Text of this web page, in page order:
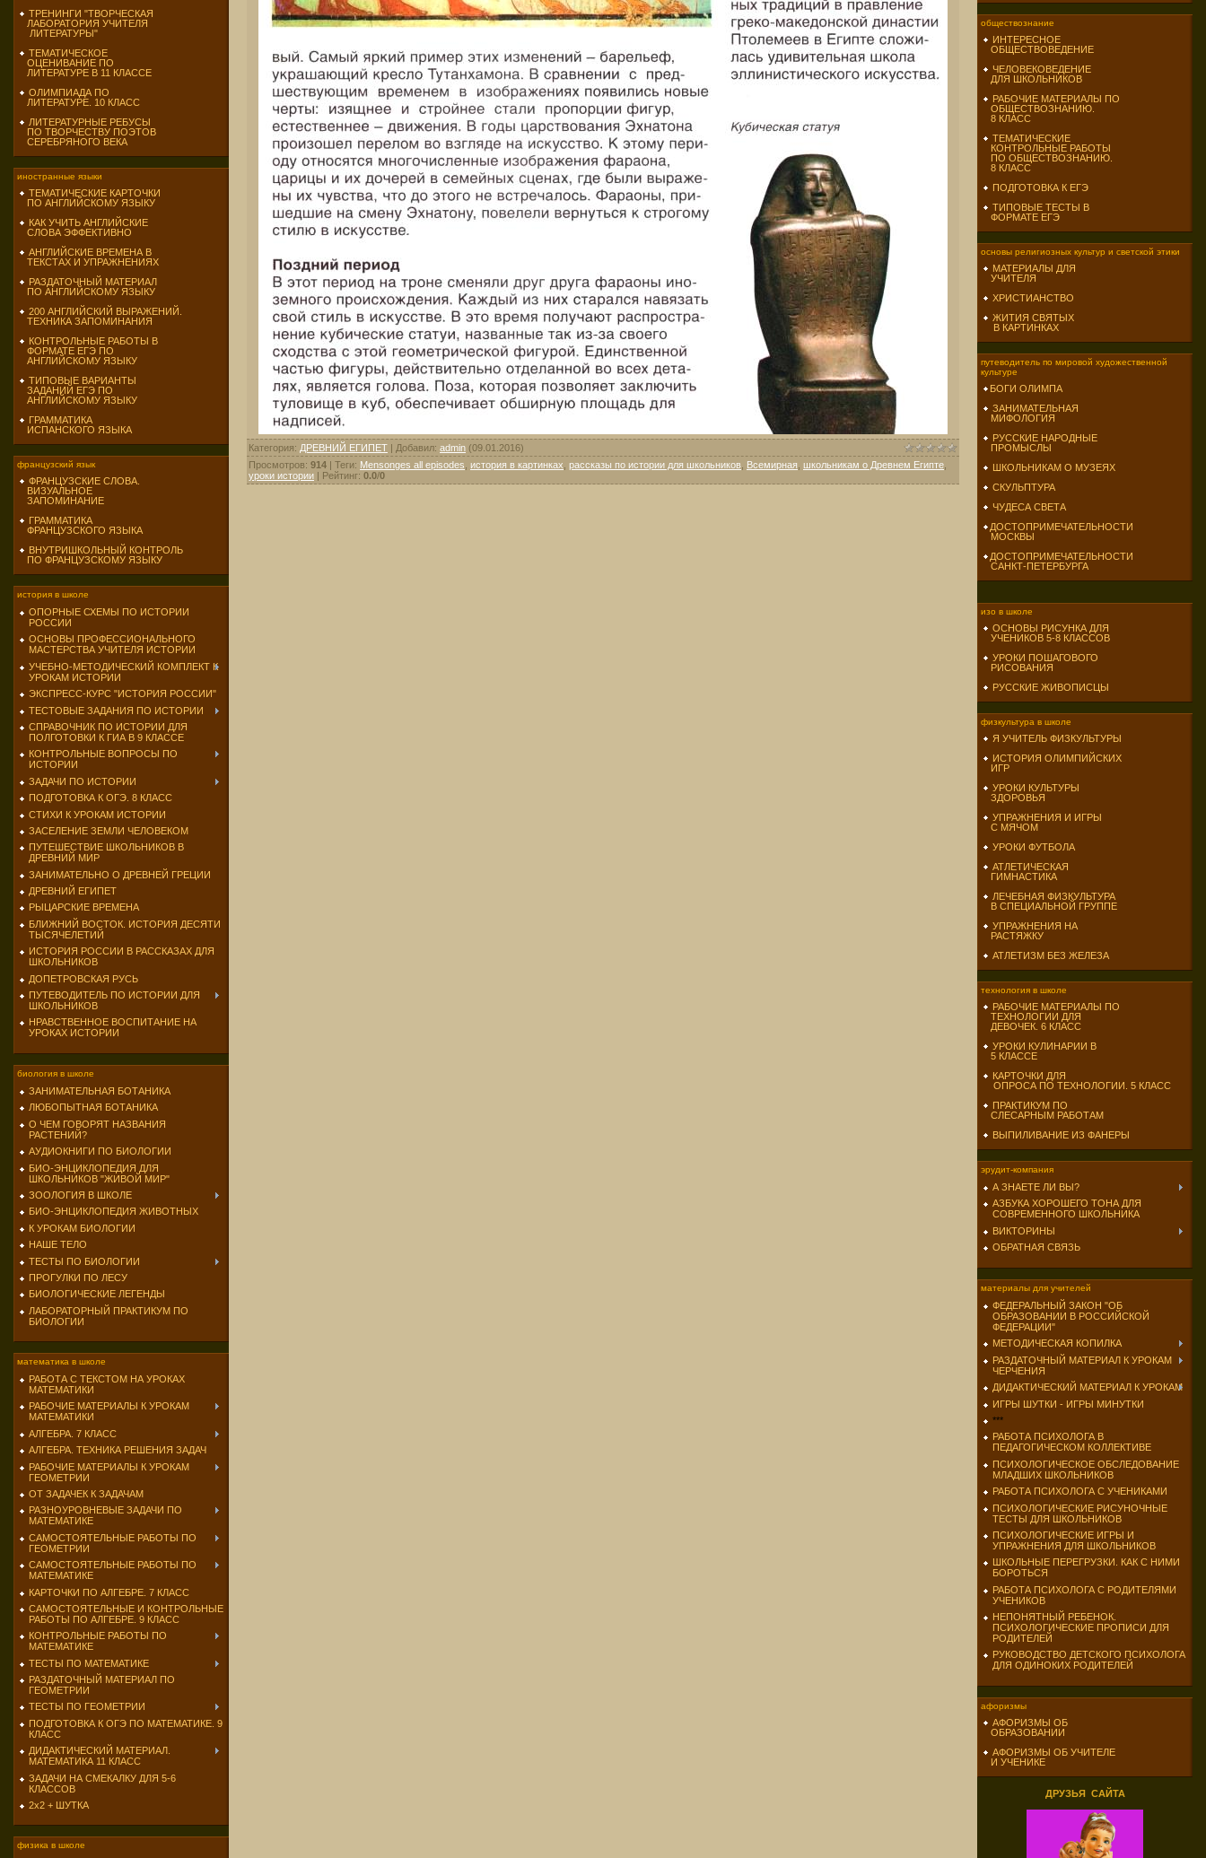
ТРЕНИНГИ "ТВОРЧЕСКАЯ
ЛАБОРАТОРИЯ УЧИТЕЛЯ
ЛИТЕРАТУРЫ"
ТЕМАТИЧЕСКОЕ
ОЦЕНИВАНИЕ ПО
ЛИТЕРАТУРЕ В 11 КЛАССЕ
ОЛИМПИАДА ПО
ЛИТЕРАТУРЕ. 10 КЛАСС
ЛИТЕРАТУРНЫЕ РЕБУСЫ
ПО ТВОРЧЕСТВУ ПОЭТОВ
СЕРЕБРЯНОГО ВЕКА
иностранные языки
ТЕМАТИЧЕСКИЕ КАРТОЧКИ
ПО АНГЛИЙСКОМУ ЯЗЫКУ
КАК УЧИТЬ АНГЛИЙСКИЕ
СЛОВА ЭФФЕКТИВНО
АНГЛИЙСКИЕ ВРЕМЕНА В
ТЕКСТАХ И УПРАЖНЕНИЯХ
РАЗДАТОЧНЫЙ МАТЕРИАЛ
ПО АНГЛИЙСКОМУ ЯЗЫКУ
200 АНГЛИЙСКИЙ ВЫРАЖЕНИЙ.
ТЕХНИКА ЗАПОМИНАНИЯ
КОНТРОЛЬНЫЕ РАБОТЫ В
ФОРМАТЕ ЕГЭ ПО
АНГЛИЙСКОМУ ЯЗЫКУ
ТИПОВЫЕ ВАРИАНТЫ
ЗАДАНИЙ ЕГЭ ПО
АНГЛИЙСКОМУ ЯЗЫКУ
ГРАММАТИКА
ИСПАНСКОГО ЯЗЫКА
французский язык
ФРАНЦУЗСКИЕ СЛОВА.
ВИЗУАЛЬНОЕ
ЗАПОМИНАНИЕ
ГРАММАТИКА
ФРАНЦУЗСКОГО ЯЗЫКА
ВНУТРИШКОЛЬНЫЙ КОНТРОЛЬ
ПО ФРАНЦУЗСКОМУ ЯЗЫКУ
история в школе
ОПОРНЫЕ СХЕМЫ ПО ИСТОРИИ
РОССИИ
ОСНОВЫ ПРОФЕССИОНАЛЬНОГО
МАСТЕРСТВА УЧИТЕЛЯ ИСТОРИИ
УЧЕБНО-МЕТОДИЧЕСКИЙ КОМПЛЕКТ К
УРОКАМ ИСТОРИИ
ЭКСПРЕСС-КУРС "ИСТОРИЯ РОССИИ"
ТЕСТОВЫЕ ЗАДАНИЯ ПО ИСТОРИИ
СПРАВОЧНИК ПО ИСТОРИИ ДЛЯ
ПОЛГОТОВКИ К ГИА В 9 КЛАССЕ
КОНТРОЛЬНЫЕ ВОПРОСЫ ПО
ИСТОРИИ
ЗАДАЧИ ПО ИСТОРИИ
ПОДГОТОВКА К ОГЭ. 8 КЛАСС
СТИХИ К УРОКАМ ИСТОРИИ
ЗАСЕЛЕНИЕ ЗЕМЛИ ЧЕЛОВЕКОМ
ПУТЕШЕСТВИЕ ШКОЛЬНИКОВ В
ДРЕВНИЙ МИР
ЗАНИМАТЕЛЬНО О ДРЕВНЕЙ ГРЕЦИИ
ДРЕВНИЙ ЕГИПЕТ
РЫЦАРСКИЕ ВРЕМЕНА
БЛИЖНИЙ ВОСТОК. ИСТОРИЯ ДЕСЯТИ
ТЫСЯЧЕЛЕТИЙ
ИСТОРИЯ РОССИИ В РАССКАЗАХ ДЛЯ
ШКОЛЬНИКОВ
ДОПЕТРОВСКАЯ РУСЬ
ПУТЕВОДИТЕЛЬ ПО ИСТОРИИ ДЛЯ
ШКОЛЬНИКОВ
НРАВСТВЕННОЕ ВОСПИТАНИЕ НА
УРОКАХ ИСТОРИИ
биология в школе
ЗАНИМАТЕЛЬНАЯ БОТАНИКА
ЛЮБОПЫТНАЯ БОТАНИКА
О ЧЕМ ГОВОРЯТ НАЗВАНИЯ
РАСТЕНИЙ?
АУДИОКНИГИ ПО БИОЛОГИИ
БИО-ЭНЦИКЛОПЕДИЯ ДЛЯ
ШКОЛЬНИКОВ "ЖИВОЙ МИР"
ЗООЛОГИЯ В ШКОЛЕ
БИО-ЭНЦИКЛОПЕДИЯ ЖИВОТНЫХ
К УРОКАМ БИОЛОГИИ
НАШЕ ТЕЛО
ТЕСТЫ ПО БИОЛОГИИ
ПРОГУЛКИ ПО ЛЕСУ
БИОЛОГИЧЕСКИЕ ЛЕГЕНДЫ
ЛАБОРАТОРНЫЙ ПРАКТИКУМ ПО
БИОЛОГИИ
математика в школе
РАБОТА С ТЕКСТОМ НА УРОКАХ
МАТЕМАТИКИ
РАБОЧИЕ МАТЕРИАЛЫ К УРОКАМ
МАТЕМАТИКИ
АЛГЕБРА. 7 КЛАСС
АЛГЕБРА. ТЕХНИКА РЕШЕНИЯ ЗАДАЧ
РАБОЧИЕ МАТЕРИАЛЫ К УРОКАМ
ГЕОМЕТРИИ
ОТ ЗАДАЧЕК К ЗАДАЧАМ
РАЗНОУРОВНЕВЫЕ ЗАДАЧИ ПО
МАТЕМАТИКЕ
САМОСТОЯТЕЛЬНЫЕ РАБОТЫ ПО
ГЕОМЕТРИИ
САМОСТОЯТЕЛЬНЫЕ РАБОТЫ ПО
МАТЕМАТИКЕ
КАРТОЧКИ ПО АЛГЕБРЕ. 7 КЛАСС
САМОСТОЯТЕЛЬНЫЕ И КОНТРОЛЬНЫЕ
РАБОТЫ ПО АЛГЕБРЕ. 9 КЛАСС
КОНТРОЛЬНЫЕ РАБОТЫ ПО
МАТЕМАТИКЕ
ТЕСТЫ ПО МАТЕМАТИКЕ
РАЗДАТОЧНЫЙ МАТЕРИАЛ ПО
ГЕОМЕТРИИ
ТЕСТЫ ПО ГЕОМЕТРИИ
ПОДГОТОВКА К ОГЭ ПО МАТЕМАТИКЕ. 9
КЛАСС
ДИДАКТИЧЕСКИЙ МАТЕРИАЛ.
МАТЕМАТИКА 11 КЛАСС
ЗАДАЧИ НА СМЕКАЛКУ ДЛЯ 5-6
КЛАССОВ
2х2 + ШУТКА
физика в школе
Категория: ДРЕВНИЙ ЕГИПЕТ | Добавил: admin (09.01.2016)
Просмотров: 914 | Теги: Mensonges all episodes история в картинках рассказы по истории для школьников Всемирная школьникам о Древнем Египте
уроки истории | Рейтинг: 0.0/0
обществознание
ИНТЕРЕСНОЕ
ОБЩЕСТВОВЕДЕНИЕ
ЧЕЛОВЕКОВЕДЕНИЕ
ДЛЯ ШКОЛЬНИКОВ
РАБОЧИЕ МАТЕРИАЛЫ ПО
ОБЩЕСТВОЗНАНИЮ.
8 КЛАСС
ТЕМАТИЧЕСКИЕ
КОНТРОЛЬНЫЕ РАБОТЫ
ПО ОБЩЕСТВОЗНАНИЮ.
8 КЛАСС
ПОДГОТОВКА К ЕГЭ
ТИПОВЫЕ ТЕСТЫ В
ФОРМАТЕ ЕГЭ
основы религиозных культур и светской этики
МАТЕРИАЛЫ ДЛЯ
УЧИТЕЛЯ
ХРИСТИАНСТВО
ЖИТИЯ СВЯТЫХ
В КАРТИНКАХ
путеводитель по мировой художественной
культуре
БОГИ ОЛИМПА
ЗАНИМАТЕЛЬНАЯ
МИФОЛОГИЯ
РУССКИЕ НАРОДНЫЕ
ПРОМЫСЛЫ
ШКОЛЬНИКАМ О МУЗЕЯХ
СКУЛЬПТУРА
ЧУДЕСА СВЕТА
ДОСТОПРИМЕЧАТЕЛЬНОСТИ
МОСКВЫ
ДОСТОПРИМЕЧАТЕЛЬНОСТИ
САНКТ-ПЕТЕРБУРГА
изо в школе
ОСНОВЫ РИСУНКА ДЛЯ
УЧЕНИКОВ 5-8 КЛАССОВ
УРОКИ ПОШАГОВОГО
РИСОВАНИЯ
РУССКИЕ ЖИВОПИСЦЫ
физкультура в школе
Я УЧИТЕЛЬ ФИЗКУЛЬТУРЫ
ИСТОРИЯ ОЛИМПИЙСКИХ
ИГР
УРОКИ КУЛЬТУРЫ
ЗДОРОВЬЯ
УПРАЖНЕНИЯ И ИГРЫ
С МЯЧОМ
УРОКИ ФУТБОЛА
АТЛЕТИЧЕСКАЯ
ГИМНАСТИКА
ЛЕЧЕБНАЯ ФИЗКУЛЬТУРА
В СПЕЦИАЛЬНОЙ ГРУППЕ
УПРАЖНЕНИЯ НА
РАСТЯЖКУ
АТЛЕТИЗМ БЕЗ ЖЕЛЕЗА
технология в школе
РАБОЧИЕ МАТЕРИАЛЫ ПО
ТЕХНОЛОГИИ ДЛЯ
ДЕВОЧЕК. 6 КЛАСС
УРОКИ КУЛИНАРИИ В
5 КЛАССЕ
КАРТОЧКИ ДЛЯ
ОПРОСА ПО ТЕХНОЛОГИИ. 5 КЛАСС
ПРАКТИКУМ ПО
СЛЕСАРНЫМ РАБОТАМ
ВЫПИЛИВАНИЕ ИЗ ФАНЕРЫ
эрудит-компания
А ЗНАЕТЕ ЛИ ВЫ?
АЗБУКА ХОРОШЕГО ТОНА ДЛЯ
СОВРЕМЕННОГО ШКОЛЬНИКА
ВИКТОРИНЫ
ОБРАТНАЯ СВЯЗЬ
материалы для учителей
ФЕДЕРАЛЬНЫЙ ЗАКОН "ОБ
ОБРАЗОВАНИИ В РОССИЙСКОЙ
ФЕДЕРАЦИИ"
МЕТОДИЧЕСКАЯ КОПИЛКА
РАЗДАТОЧНЫЙ МАТЕРИАЛ К УРОКАМ
ЧЕРЧЕНИЯ
ДИДАКТИЧЕСКИЙ МАТЕРИАЛ К УРОКАМ
ИГРЫ ШУТКИ - ИГРЫ МИНУТКИ
***
РАБОТА ПСИХОЛОГА В
ПЕДАГОГИЧЕСКОМ КОЛЛЕКТИВЕ
ПСИХОЛОГИЧЕСКОЕ ОБСЛЕДОВАНИЕ
МЛАДШИХ ШКОЛЬНИКОВ
РАБОТА ПСИХОЛОГА С УЧЕНИКАМИ
ПСИХОЛОГИЧЕСКИЕ РИСУНОЧНЫЕ
ТЕСТЫ ДЛЯ ШКОЛЬНИКОВ
ПСИХОЛОГИЧЕСКИЕ ИГРЫ И
УПРАЖНЕНИЯ ДЛЯ ШКОЛЬНИКОВ
ШКОЛЬНЫЕ ПЕРЕГРУЗКИ. КАК С НИМИ
БОРОТЬСЯ
РАБОТА ПСИХОЛОГА С РОДИТЕЛЯМИ
УЧЕНИКОВ
НЕПОНЯТНЫЙ РЕБЕНОК.
ПСИХОЛОГИЧЕСКИЕ ПРОПИСИ ДЛЯ
РОДИТЕЛЕЙ
РУКОВОДСТВО ДЕТСКОГО ПСИХОЛОГА
ДЛЯ ОДИНОКИХ РОДИТЕЛЕЙ
афоризмы
АФОРИЗМЫ ОБ
ОБРАЗОВАНИИ
АФОРИЗМЫ ОБ УЧИТЕЛЕ
И УЧЕНИКЕ
ДРУЗЬЯ САЙТА